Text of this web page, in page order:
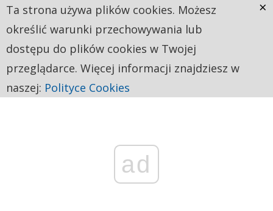
ad
Ta strona używa plików cookies. Możesz
określić warunki przechowywania lub
dostępu do plików cookies w Twojej
przeglądarce. Więcej informacji znajdziesz w
naszej: Polityce Cookies
×